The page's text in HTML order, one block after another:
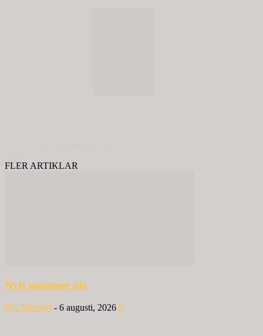
FLER ARTIKLAR
Nytt nummer ute
BG Nilensjö - 6 augusti, 2026 0